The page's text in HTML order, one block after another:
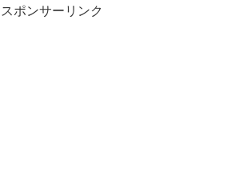
スポンサーリンク